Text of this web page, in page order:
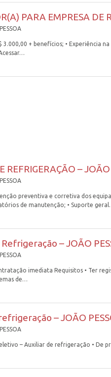
PARA EMPRESA DE
3.000,00 + benefícios; •
REFRIGERAÇÃO –
preventiva e corretiva dos
de manutenção; • Suporte
– JOÃO
imediata Requisitos • Ter
de…
– JOÃO
– Auxiliar de refrigeração • De